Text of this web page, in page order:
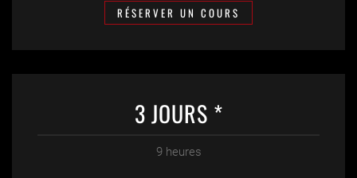
RÉSERVER UN COURS
3 JOURS *
9 heures